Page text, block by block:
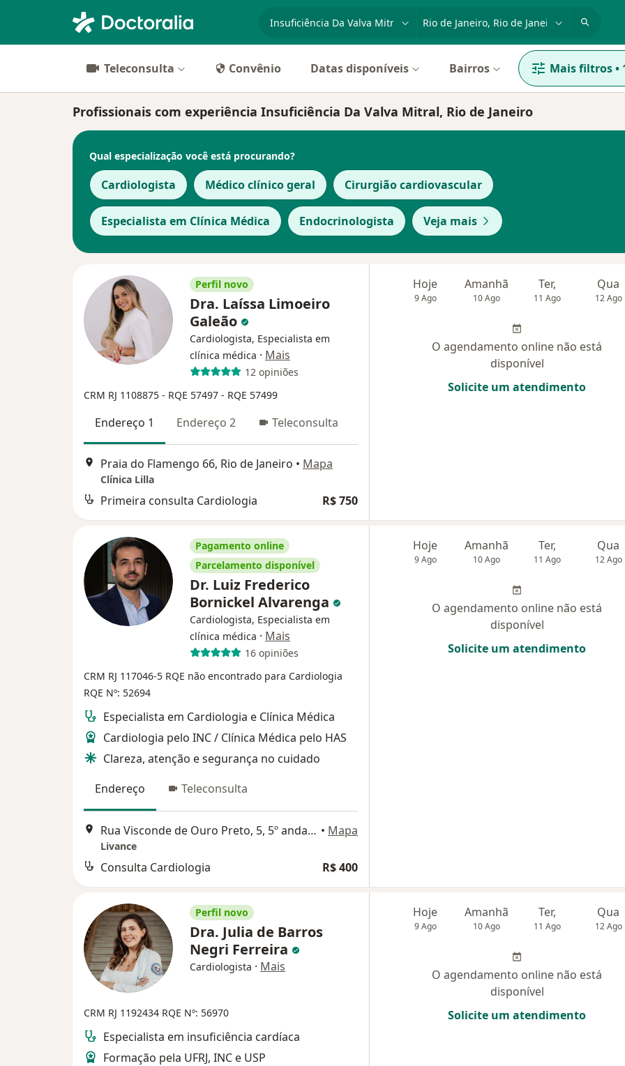
especialidade, doença ou nome
Teleconsulta Convênio Datas disponíveis Bairros Mais filtros•
Profissionais com experiência Insuficiência Da Valva Mitral, Rio de Janeiro
Qual especialização você está procurando?
Cardiologista Médico clínico geral Cirurgião cardiovascular
Especialista em Clínica Médica Endocrinologista Veja mais
Perfil novo
Dra. Laíssa Limoeiro
Galeão
Cardiologista, Especialista em
clínica médica · Mais
12 opiniões
CRM RJ 1108875 - RQE 57497 - RQE 57499
Endereço 1 Endereço 2 Teleconsulta
Praia do Flamengo 66, Rio de Janeiro • Mapa
Clínica Lilla
Primeira consulta Cardiologia R$ 750
Hoje
9 Ago
Amanhã
10 Ago
Ter,
11 Ago
Qua
12 Ago
O agendamento online não está
disponível
Solicite um atendimento
Pagamento online
Parcelamento disponível
Dr. Luiz Frederico
Bornickel Alvarenga
Cardiologista, Especialista em
clínica médica · Mais
16 opiniões
CRM RJ 117046-5 RQE não encontrado para Cardiologia
RQE Nº: 52694
Especialista em Cardiologia e Clínica Médica
Cardiologia pelo INC / Clínica Médica pelo HAS
Clareza, atenção e segurança no cuidado
Endereço
Teleconsulta
Rua Visconde de Ouro Preto, 5, 5º andar, Rio de Janeiro • Mapa
Livance
Consulta Cardiologia R$ 400
Hoje
9 Ago
Amanhã
10 Ago
Ter,
11 Ago
Qua
12 Ago
O agendamento online não está
disponível
Solicite um atendimento
Perfil novo
Dra. Julia de Barros
Negri Ferreira
Cardiologista · Mais
CRM RJ 1192434 RQE Nº: 56970
Especialista em insuficiência cardíaca
Formação pela UFRJ, INC e USP
Hoje
9 Ago
Amanhã
10 Ago
Ter,
11 Ago
Qua
12 Ago
O agendamento online não está
disponível
Solicite um atendimento